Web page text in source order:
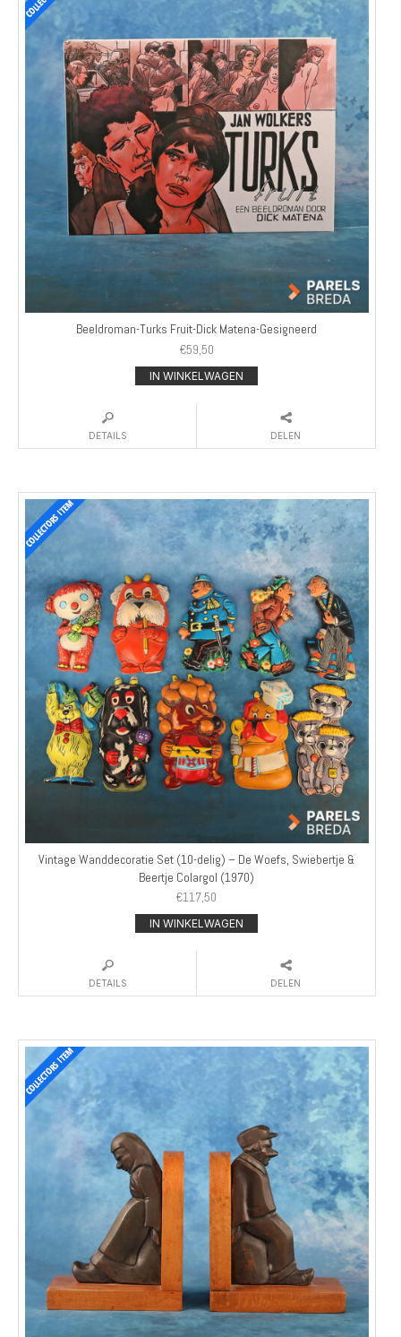
Beeldroman-Turks Fruit-Dick Matena-Gesigneerd
€59,50
IN WINKELWAGEN
DETAILS DELEN
Vintage Wanddecoratie Set (10-delig) – De Woefs, Swiebertje &
Beertje Colargol (1970)
€117,50
IN WINKELWAGEN
DETAILS DELEN